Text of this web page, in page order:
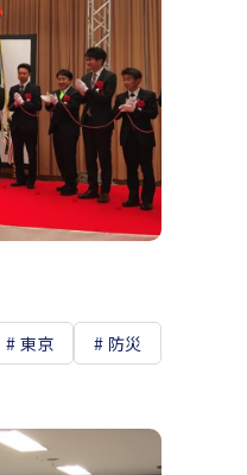
東京 防災